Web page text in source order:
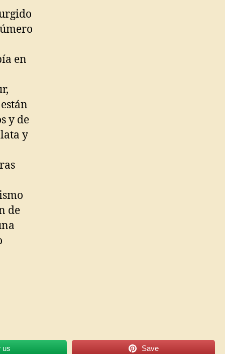
en
y de
y
de
us Save